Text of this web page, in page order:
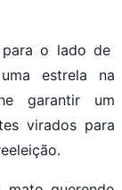
o lado de
estrela na
garantir um
virados para